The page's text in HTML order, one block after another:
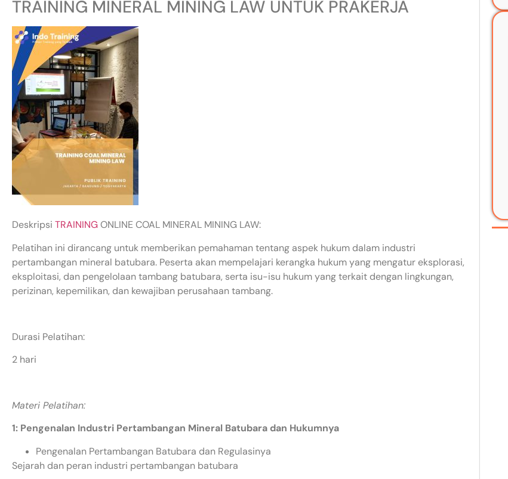
TRAINING MINERAL MINING LAW UNTUK PRAKERJA
Deskripsi TRAININGONLINE COAL MINERAL MINING LAW:
Pelatihan ini dirancang untuk memberikan pemahaman tentang aspek hukum dalam industri
pertambangan mineral batubara. Peserta akan mempelajari kerangka hukum yang mengatur eksplorasi,
eksploitasi, dan pengelolaan tambang batubara, serta isu-isu hukum yang terkait dengan lingkungan,
perizinan, kepemilikan, dan kewajiban perusahaan tambang.
Durasi Pelatihan:
2 hari
Materi Pelatihan:
1: Pengenalan Industri Pertambangan Mineral Batubara dan Hukumnya
Pengenalan Pertambangan Batubara dan Regulasinya
Sejarah dan peran industri pertambangan batubara